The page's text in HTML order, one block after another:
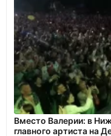
Вместо Валерии: в
главного артиста на